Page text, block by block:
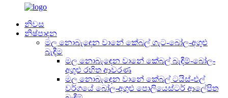
නිවස
නිෂ්පාදන
මල නොබැඳෙන වානේ කේබල් ගැට-බෝල-අගුළු
බැඳීම
මල නොබැඳෙන වානේ කේබල් බැඳීම්-බෝල-
අගුළු රහිත ආවරණ
මල නොබැඳෙන වානේ කේබල් ටයිස්-එල්
වර්ගයේ බෝල-අගුළු පොලියෙස්ටර් ආලේපිත